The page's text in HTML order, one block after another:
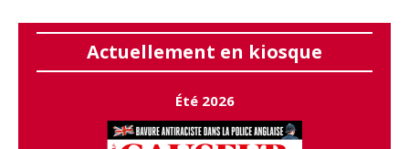
Actuellement en kiosque
Été 2026